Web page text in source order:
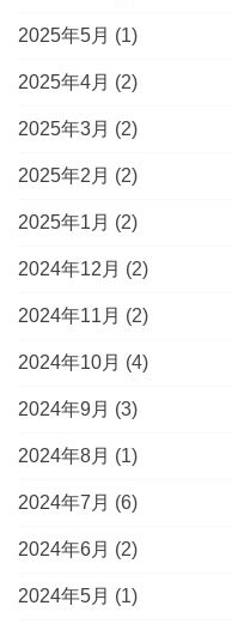
2025年5月 (1)
2025年4月 (2)
2025年3月 (2)
2025年2月 (2)
2025年1月 (2)
2024年12月 (2)
2024年11月 (2)
2024年10月 (4)
2024年9月 (3)
2024年8月 (1)
2024年7月 (6)
2024年6月 (2)
2024年5月 (1)